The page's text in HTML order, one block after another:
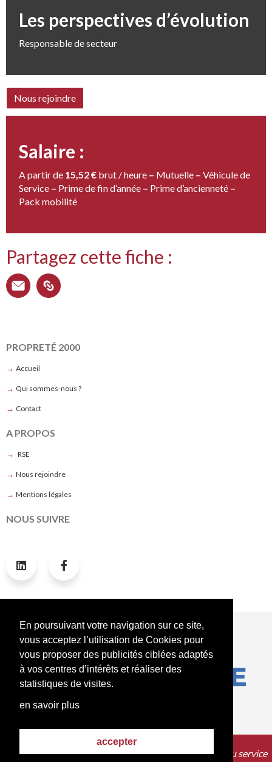
En poursuivant votre navigation sur ce site,
vous acceptez l’utilisation de Cookies pour
vous proposer des publicités ciblées adaptés
à vos centres d’intérêts et réaliser des
statistiques de visites.
en savoir plus
accepter
Les perspectives d’évolution
Responsable de secteur
Nous rejoindre
Salaire :
A partir de 15,52 € brut / heure – Mutuelle – Véhicule de
Service – Prime de fin d’année – Prime d’ancienneté –
Pack mobilité
Partagez cette fiche :
PROPRETÉ 2000
→ Accueil
→ Qui sommes-nous ?
→ Contact
A PROPOS
→ RSE
→ Nous rejoindre
→ Mentions légales
NOUS SUIVRE
NOS LABELS ET CERTIFICATIONS
© 2019 - Réalisé par
Une solution unique au service